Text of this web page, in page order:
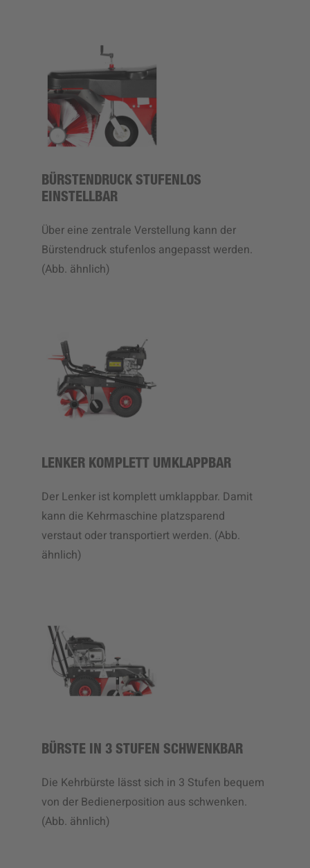
BÜRSTENDRUCK STUFENLOS
EINSTELLBAR
Über eine zentrale Verstellung kann der
Bürstendruck stufenlos angepasst werden.
(Abb. ähnlich)
LENKER KOMPLETT UMKLAPPBAR
Der Lenker ist komplett umklappbar. Damit
kann die Kehrmaschine platzsparend
verstaut oder transportiert werden. (Abb.
ähnlich)
BÜRSTE IN 3 STUFEN SCHWENKBAR
Die Kehrbürste lässt sich in 3 Stufen bequem
von der Bedienerposition aus schwenken.
(Abb. ähnlich)